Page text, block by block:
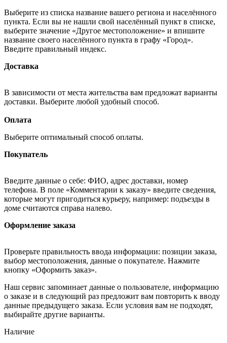
Выберите из списка название вашего региона и населённого
пункта. Если вы не нашли свой населённый пункт в списке,
выберите значение «Другое местоположение» и впишите
название своего населённого пункта в графу «Город».
Введите правильный индекс.
Доставка
В зависимости от места жительства вам предложат варианты
доставки. Выберите любой удобный способ.
Оплата
Выберите оптимальный способ оплаты.
Покупатель
Введите данные о себе: ФИО, адрес доставки, номер
телефона. В поле «Комментарии к заказу» введите сведения,
которые могут пригодиться курьеру, например: подъезды в
доме считаются справа налево.
Оформление заказа
Проверьте правильность ввода информации: позиции заказа,
выбор местоположения, данные о покупателе. Нажмите
кнопку «Оформить заказ».
Наш сервис запоминает данные о пользователе, информацию
о заказе и в следующий раз предложит вам повторить к вводу
данные предыдущего заказа. Если условия вам не подходят,
выбирайте другие варианты.
Наличие